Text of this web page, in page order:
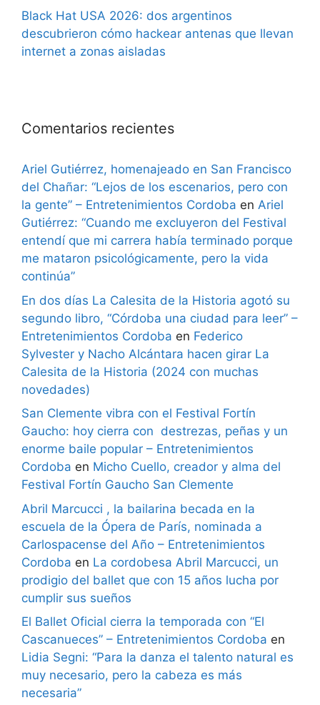
Black Hat USA 2026: dos argentinos
descubrieron cómo hackear antenas que llevan
internet a zonas aisladas
Comentarios recientes
Ariel Gutiérrez, homenajeado en San Francisco
del Chañar: “Lejos de los escenarios, pero con
la gente” – Entretenimientos Cordoba en Ariel
Gutiérrez: “Cuando me excluyeron del Festival
entendí que mi carrera había terminado porque
me mataron psicológicamente, pero la vida
continúa”
En dos días La Calesita de la Historia agotó su
segundo libro, “Córdoba una ciudad para leer” –
Entretenimientos Cordoba en Federico
Sylvester y Nacho Alcántara hacen girar La
Calesita de la Historia (2024 con muchas
novedades)
San Clemente vibra con el Festival Fortín
Gaucho: hoy cierra con destrezas, peñas y un
enorme baile popular – Entretenimientos
Cordoba en Micho Cuello, creador y alma del
Festival Fortín Gaucho San Clemente
Abril Marcucci , la bailarina becada en la
escuela de la Ópera de París, nominada a
Carlospacense del Año – Entretenimientos
Cordoba en La cordobesa Abril Marcucci, un
prodigio del ballet que con 15 años lucha por
cumplir sus sueños
El Ballet Oficial cierra la temporada con “El
Cascanueces” – Entretenimientos Cordoba en
Lidia Segni: “Para la danza el talento natural es
muy necesario, pero la cabeza es más
necesaria”